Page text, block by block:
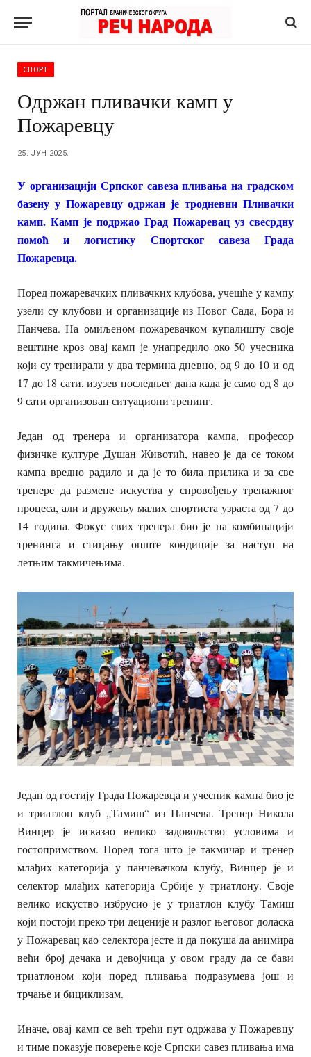
СПОРТ
Одржан пливачки камп у
Пожаревцу
25. ЈУН 2025.
У организацији Српског савеза пливања нa градском
базену у Пожаревцу одржан је тродневни Пливачки
камп. Камп је подржао Град Пожаревац уз свесрдну
помоћ и логистику Спортског савеза Града
Пожаревца.
Поред пожаревачких пливачких клубова, учешће у кампу
узели су клубови и организације из Новог Сада, Бора и
Панчева. На омиљеном пожаревачком купалишту своје
вештине кроз овај камп је унапредило око 50 учесника
који су тренирали у два термина дневно, од 9 до 10 и од
17 до 18 сати, изузев последњег дана када је само од 8 до
9 сати организован ситуациони тренинг.
Један од тренера и организатора кампа, професор
физичке културе Душан Животић, навео је да се током
кампа вредно радило и да је то била прилика и за све
тренере да размене искуства у спровођењу тренажног
процеса, али и дружењу малих спортиста узраста од 7 до
14 година. Фокус свих тренера био је на комбинацији
тренинга и стицању опште кондиције за наступ на
летњим такмичењима.
Један од гостију Града Пожаревца и учесник кампа био је
и триатлон клуб „Тамиш“ из Панчева. Тренер Никола
Винцер је исказао велико задовољство условима и
гостопримством. Поред тога што је такмичар и тренер
млађих категорија у панчевачком клубу, Винцер је и
селектор млађих категорија Србије у триатлону. Своје
велико искуство избрусио је у триатлон клубу Тамиш
који постоји преко три деценије и разлог његовог доласка
у Пожаревац као селектора јесте и да покуша да анимира
већи број дечака и девојчица у овом граду да се бави
триатлоном који поред пливања подразумева још и
трчање и бициклизам.
Иначе, овај камп се већ трећи пут одржава у Пожаревцу
и тиме показује поверење које Српски савез пливања има